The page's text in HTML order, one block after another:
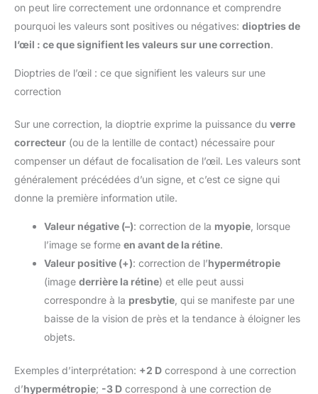
on peut lire correctement une ordonnance et comprendre
pourquoi les valeurs sont positives ou négatives: dioptries de
l’œil : ce que signifient les valeurs sur une correction.
Dioptries de l’œil : ce que signifient les valeurs sur une
correction
Sur une correction, la dioptrie exprime la puissance du verre
correcteur (ou de la lentille de contact) nécessaire pour
compenser un défaut de focalisation de l’œil. Les valeurs sont
généralement précédées d’un signe, et c’est ce signe qui
donne la première information utile.
Valeur négative (–): correction de la myopie , lorsque
l’image se forme en avant de la rétine.
Valeur positive (+): correction de l’hypermétropie
(image derrière la rétine) et elle peut aussi
correspondre à la presbytie , qui se manifeste par une
baisse de la vision de près et la tendance à éloigner les
objets.
Exemples d’interprétation: +2 D correspond à une correction
d’hypermétropie; -3 D correspond à une correction de